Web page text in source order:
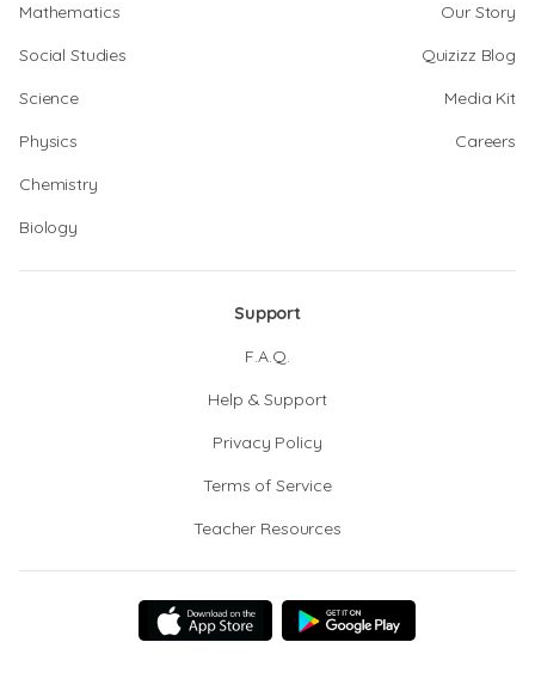
Mathematics
Social Studies
Science
Physics
Chemistry
Biology
Our Story
Quizizz Blog
Media Kit
Careers
Support
F.A.Q.
Help & Support
Privacy Policy
Terms of Service
Teacher Resources